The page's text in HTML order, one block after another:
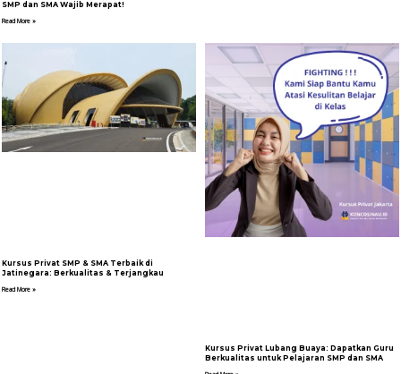
SMP dan SMA Wajib Merapat!
Read More »
Kursus Privat SMP & SMA Terbaik di
Jatinegara: Berkualitas & Terjangkau
Read More »
Kursus Privat Lubang Buaya: Dapatkan Guru
Berkualitas untuk Pelajaran SMP dan SMA